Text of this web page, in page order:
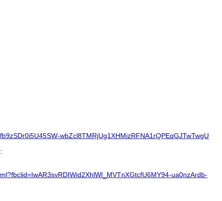
wbZcl8TMRjUg1XHMizRFNA1rQPEqGJTwTwgU
ua0nzArdb-